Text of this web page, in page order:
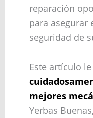
reparación
para asegurar
seguridad de
Este artículo
mejores
Yerbas